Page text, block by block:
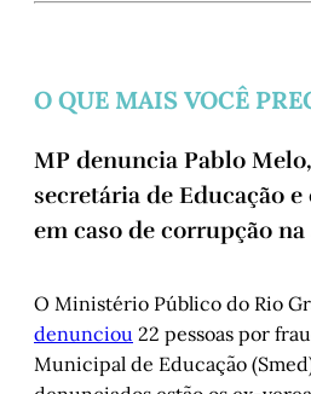
O QUE MAIS VOCÊ
MP denuncia Pablo
secretária de Educação e
em caso de corrupção na
O Ministério Público do Rio
denunciou 22 pessoas por
Municipal de Educação